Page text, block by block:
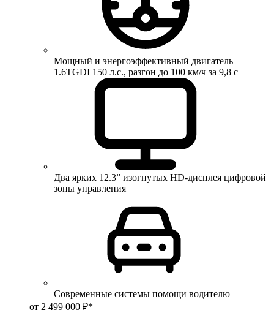
Мощный и энергоэффективный двигатель
1.6TGDI 150 л.с., разгон до 100 км/ч за 9,8 с
Два ярких 12.3” изогнутых HD-дисплея цифровой
зоны управления
Современные системы помощи водителю
от 2 499 000 ₽*